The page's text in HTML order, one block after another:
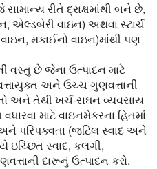
રીતે દ્રાક્ષમાંથી બને છે,
વાઇન) અથવા સ્ટાર્ચ
મકાઈનો વાઇન)માંથી પણ
વસ્તુ છે જેના ઉત્પાદન માટે
અને ઉચ્ચ ગુણવત્તાની
અને તેથી ખર્ચ-સઘન વ્યવસાય
માટે વાઇનમેકરના હિતમાં
પરિપક્વતા (જટિલ સ્વાદ અને
સ્વાદ, કલગી,
દારૂનું ઉત્પાદન કરો.